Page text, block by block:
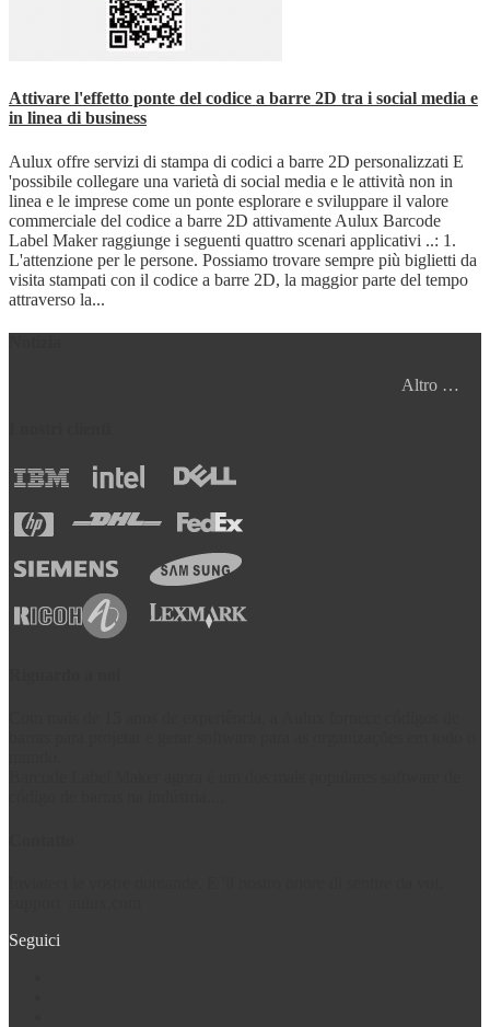
Attivare l'effetto ponte del codice a barre 2D tra i social media e
in linea di business
Aulux offre servizi di stampa di codici a barre 2D personalizzati E
'possibile collegare una varietà di social media e le attività non in
linea e le imprese come un ponte esplorare e sviluppare il valore
commerciale del codice a barre 2D attivamente Aulux Barcode
Label Maker raggiunge i seguenti quattro scenari applicativi ..: 1.
L'attenzione per le persone. Possiamo trovare sempre più biglietti da
visita stampati con il codice a barre 2D, la maggior parte del tempo
attraverso la...
Altro …
Seguici